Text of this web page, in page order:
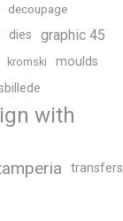
decoupage
dies graphic 45
kromski
moulds
with
transfers